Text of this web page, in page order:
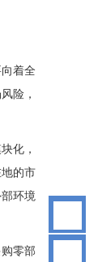
着全
险，
化，
的市
环境
零部